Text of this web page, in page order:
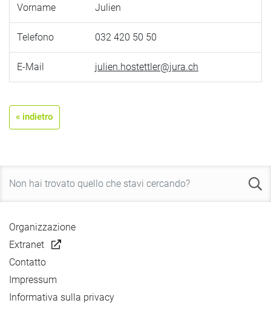
Vorname Julien
Telefono 032 420 50 50
E-Mail julien.hostettler@jura.ch
« indietro
Organizzazione
Extranet
Contatto
Impressum
Informativa sulla privacy